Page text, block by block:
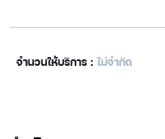
จำนวนให้บริการ : ไม่จำกัด